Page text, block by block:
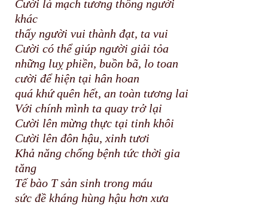
Cười là mạch tương thông người
khác
thấy người vui thành đạt, ta vui
Cười có thể giúp người giải tỏa
những luỵ phiền, buồn bã, lo toan
cười để hiện tại hân hoan
quá khứ quên hết, an toàn tương lai
Với chính mình ta quay trở lại
Cười lên mừng thực tại tinh khôi
Cười lên đôn hậu, xinh tươi
Khả năng chống bệnh tức thời gia
tăng
Tế bào T sản sinh trong máu
sức đề kháng hùng hậu hơn xưa